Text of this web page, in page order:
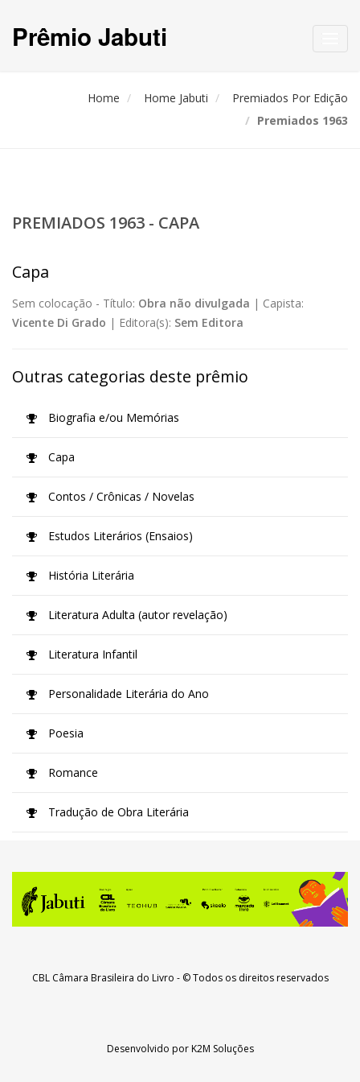
Prêmio Jabuti
Home Home Jabuti
Premiados Por Edição
Premiados 1963
PREMIADOS 1963 - CAPA
Capa
Sem colocação - Título: Obra não divulgada | Capista:
Vicente Di Grado | Editora(s): Sem Editora
Outras categorias deste prêmio
Biografia e/ou Memórias
Capa
Contos / Crônicas / Novelas
Estudos Literários (Ensaios)
História Literária
Literatura Adulta (autor revelação)
Literatura Infantil
Personalidade Literária do Ano
Poesia
Romance
Tradução de Obra Literária
CBL Câmara Brasileira do Livro - © Todos os direitos reservados
Desenvolvido porK2M Soluções